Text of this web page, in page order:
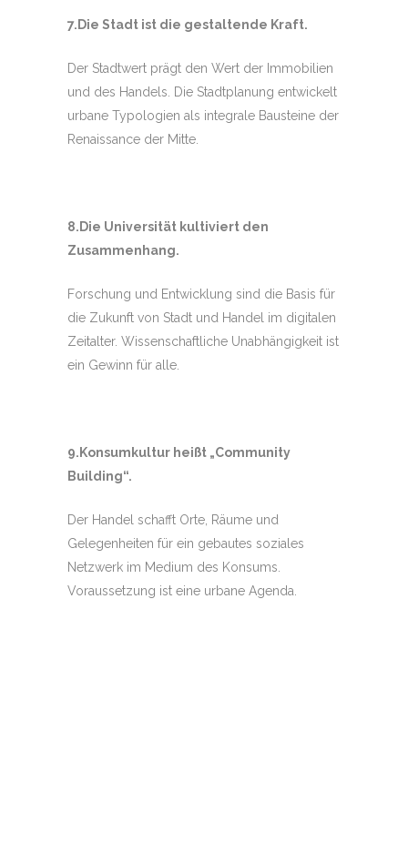
7.Die Stadt ist die gestaltende Kraft.
Der Stadtwert prägt den Wert der Immobilien
und des Handels. Die Stadtplanung entwickelt
urbane Typologien als integrale Bausteine der
Renaissance der Mitte.
8.Die Universität kultiviert den
Zusammenhang.
Forschung und Entwicklung sind die Basis für
die Zukunft von Stadt und Handel im digitalen
Zeitalter. Wissenschaftliche Unabhängigkeit ist
ein Gewinn für alle.
9.Konsumkultur heißt „Community
Building“.
Der Handel schafft Orte, Räume und
Gelegenheiten für ein gebautes soziales
Netzwerk im Medium des Konsums.
Voraussetzung ist eine urbane Agenda.